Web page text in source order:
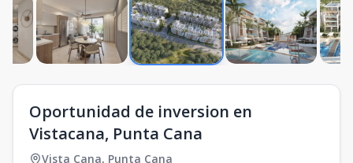
Oportunidad de inversion en
Vistacana, Punta Cana
Vista Cana, Punta Cana